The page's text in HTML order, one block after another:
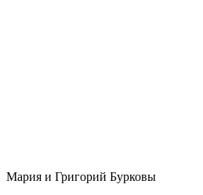
Мария и Григорий Бурковы